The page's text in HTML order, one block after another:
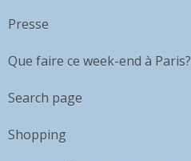
Presse
Que faire ce week-end à Paris?
Search page
Shopping